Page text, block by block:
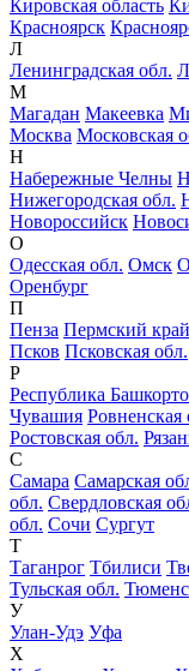
Кировская область
Красноярск
Л
Ленинградская обл.
М
Магадан Макеевка
Москва Московская
Н
Набережные Челны
Нижегородская обл.
Новороссийск
О
Одесская обл. Омск
Оренбург
П
Пенза Пермский край
Псков Псковская обл.
Р
Республика
Чувашия Ровненская
Ростовская обл.
С
Самара Самарская
обл. Свердловская
обл. Сочи Сургут
Т
Таганрог Тбилиси
Тульская обл.
У
Улан-Удэ Уфа
Х